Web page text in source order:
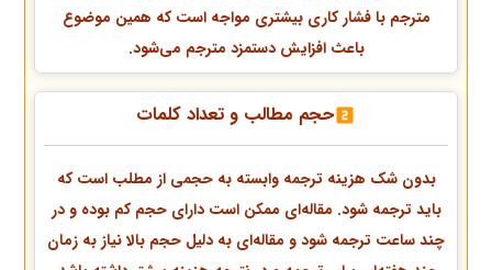
مترجم با فشار کاری بیشتری مواجه است که همین موضوع
باعث افزایش دستمزد مترجم می‌شود.
حجم مطالب و تعداد کلمات
بدون شک هزینه ترجمه وابسته به حجمی از مطلب است که
باید ترجمه شود. مقاله‌ای ممکن است دارای حجم کم بوده و در
چند ساعت ترجمه شود و مقاله‌ای به دلیل حجم بالا نیاز به زمان